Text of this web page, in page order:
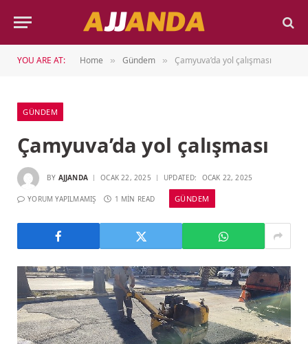
YOU ARE AT: Home » Gündem » Çamyuva’da yol çalışması
GÜNDEM
Çamyuva’da yol çalışması
BY AJJANDA OCAK 22, 2025 UPDATED: OCAK 22, 2025
YORUM YAPILMAMIŞ 1 MIN READ GÜNDEM